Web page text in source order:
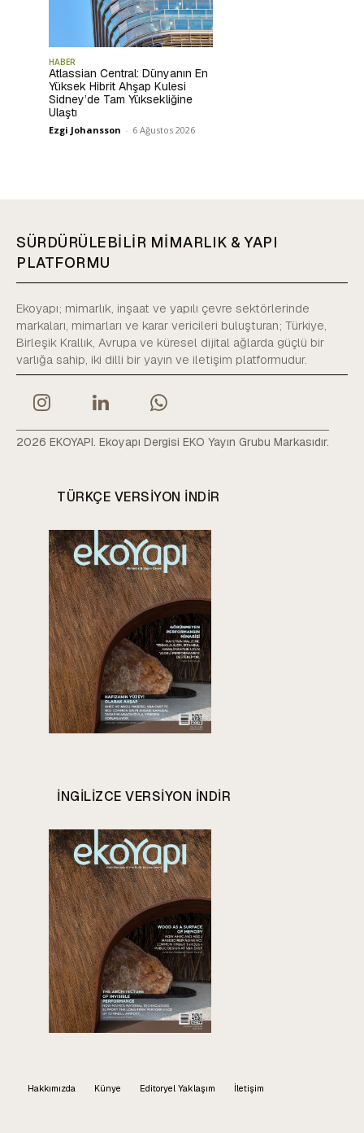
HABER
Atlassian Central: Dünyanın En
Yüksek Hibrit Ahşap Kulesi
Sidney’de Tam Yüksekliğine
Ulaştı
Ezgi Johansson - 6 Ağustos 2026
SÜRDÜRÜLEBİLİR MİMARLIK & YAPI
PLATFORMU
Ekoyapı; mimarlık, inşaat ve yapılı çevre sektörlerinde
markaları, mimarları ve karar vericileri buluşturan; Türkiye,
Birleşik Krallık, Avrupa ve küresel dijital ağlarda güçlü bir
varlığa sahip, iki dilli bir yayın ve iletişim platformudur.
2026 EKOYAPI. Ekoyapı Dergisi EKO Yayın Grubu Markasıdır.
TÜRKÇE VERSIYON INDIR
INGILIZCE VERSIYON INDIR
Hakkımızda Künye Editoryel Yaklaşım İletişim